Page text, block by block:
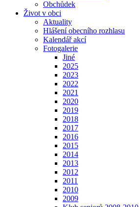
Obchůdek
Život v obci
Aktuality
Hlášení obecního rozhlasu
Kalendář akcí
Fotogalerie
Jiné
2025
2023
2022
2021
2020
2019
2018
2017
2016
2015
2014
2013
2012
2011
2010
2009